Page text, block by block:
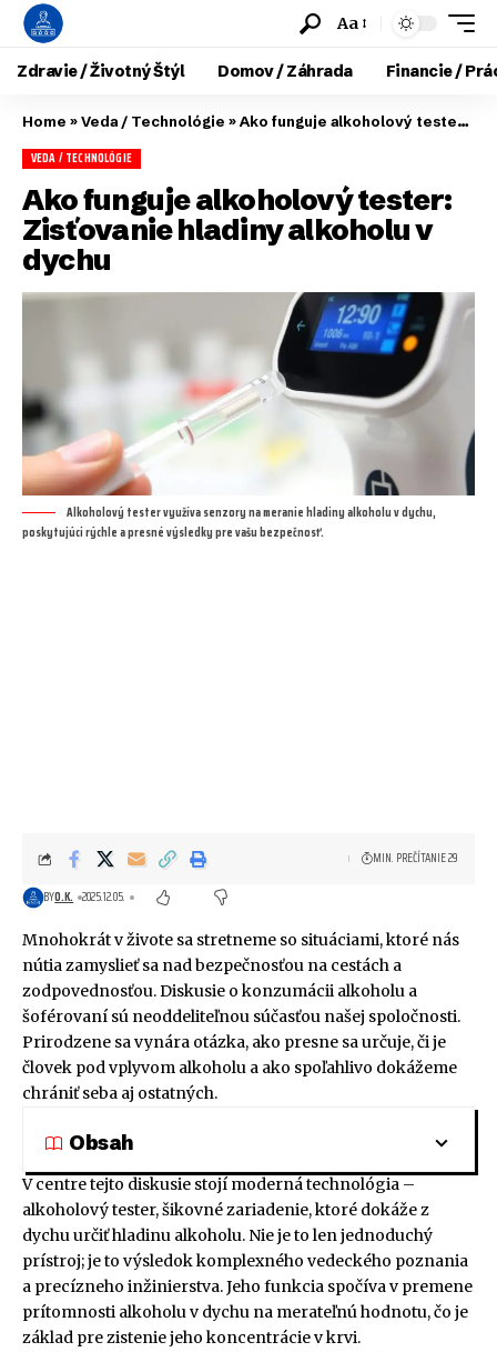
Aa
Zdravie / Životný Štýl Domov / Záhrada Financie /
Home »Veda / Technológie »Ako funguje alkoholový tester: Zisťovanie hladiny alkoholu v dychu
VEDA / TECHNOLÓGIE
Ako funguje alkoholový tester:
Zisťovanie hladiny alkoholu v
dychu
Alkoholový tester využíva senzory na meranie hladiny alkoholu v dychu,
poskytujúci rýchle a presné výsledky pre vašu bezpečnosť.
BYO.K. 2025.12.05.
MIN. PREČÍTANIE 29
Mnohokrát v živote sa stretneme so situáciami, ktoré nás
nútia zamyslieť sa nad bezpečnosťou na cestách a
zodpovednosťou. Diskusie o konzumácii alkoholu a
šoférovaní sú neoddeliteľnou súčasťou našej spoločnosti.
Prirodzene sa vynára otázka, ako presne sa určuje, či je
človek pod vplyvom alkoholu a ako spoľahlivo dokážeme
chrániť seba aj ostatných.
Obsah
V centre tejto diskusie stojí moderná technológia –
alkoholový tester, šikovné zariadenie, ktoré dokáže z
dychu určiť hladinu alkoholu. Nie je to len jednoduchý
prístroj; je to výsledok komplexného vedeckého poznania
a precízneho inžinierstva. Jeho funkcia spočíva v premene
prítomnosti alkoholu v dychu na merateľnú hodnotu, čo je
základ pre zistenie jeho koncentrácie v krvi.